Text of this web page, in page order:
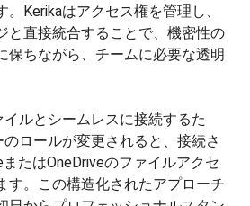
Kerikaはアクセス権を管理し、
と直接統合することで、機密性の
保ちながら、チームに必要な透明
ルとシームレスに接続するた
ロールが変更されると、接続さ
たはOneDriveのファイルアクセ
す。この構造化されたアプローチ